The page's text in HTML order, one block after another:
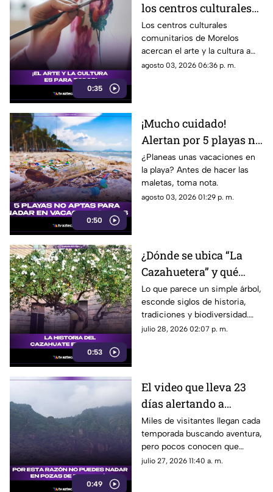
0:35
los centros culturales
comunitarios en
Morelos y cuál es su
función?
Los centros culturales
comunitarios de Morelos
acercan el arte y la cultura a
los 36 municipios del estado
agosto 03, 2026 06:36 p. m.
0:50
¡Mucho cuidado!
Alertan por 5 playas no
aptas para nadar en
vacaciones de verano
2026
¿Planeas unas vacaciones en
la playa? Antes de hacer las
maletas, toma nota.
agosto 03, 2026 01:29 p. m.
0:53
¿Dónde se ubica “La
Cazahuetera” y qué
significa esto en la
memoria colectiva de
los Morelenses?
Lo que parece un simple árbol,
esconde siglos de historia,
tradiciones y biodiversidad.
Descubre por qué es
julio 28, 2026 02:07 p. m.
0:49
El video que lleva 23
días alertando a
turistas en Tepoztlán:
ignorarlo podría
costarte 10 mil pesos
Miles de visitantes llegan cada
temporada buscando aventura,
pero pocos conocen que
algunas zonas están
julio 27, 2026 11:40 a. m.